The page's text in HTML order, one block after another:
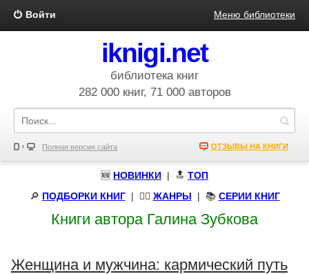
Войти Меню библиотеки
iknigi.net
библиотека книг
282 000 книг, 71 000 авторов
Полная версия сайта ОТЗЫВЫ НА КНИГИ
🆕 НОВИНКИ | 🔝 ТОП
🔎 ПОДБОРКИ КНИГ| 🧝‍♀️ ЖАНРЫ | 📚 СЕРИИ КНИГ
Книги автора Галина Зубкова
Женщина и мужчина: кармический путь